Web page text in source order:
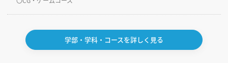
学部・学科・コースを詳しく見る